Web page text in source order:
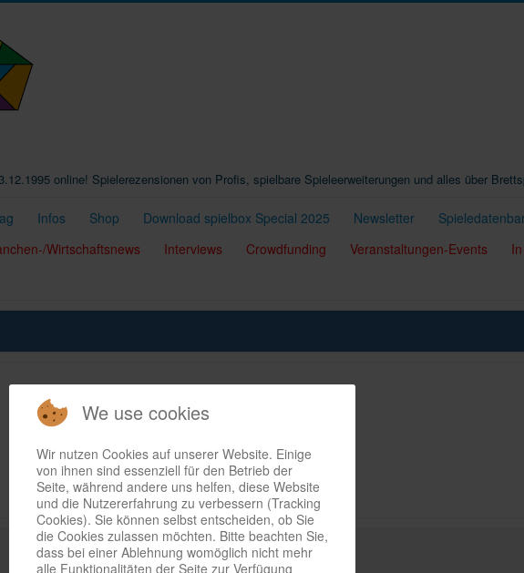
online! Spielerezensionen von Profis, spielbare Spieleerweiterungen und alles über
Infos Shop Download spielbox Special 2025 Newsletter
Wirtschaftsnews Interviews Crowdfunding Veranstaltungen-Events
We use cookies
Wir nutzen Cookies auf unserer Website. Einige
von ihnen sind essenziell für den Betrieb der
Seite, während andere uns helfen, diese Website
und die Nutzererfahrung zu verbessern (Tracking
Cookies). Sie können selbst entscheiden, ob Sie
die Cookies zulassen möchten. Bitte beachten Sie,
dass bei einer Ablehnung womöglich nicht mehr
alle Funktionalitäten der Seite zur Verfügung